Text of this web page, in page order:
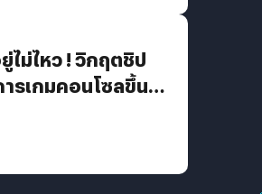
ไม่ไหว ! วิกฤตชิป
รเกมคอนโซลขึ้น